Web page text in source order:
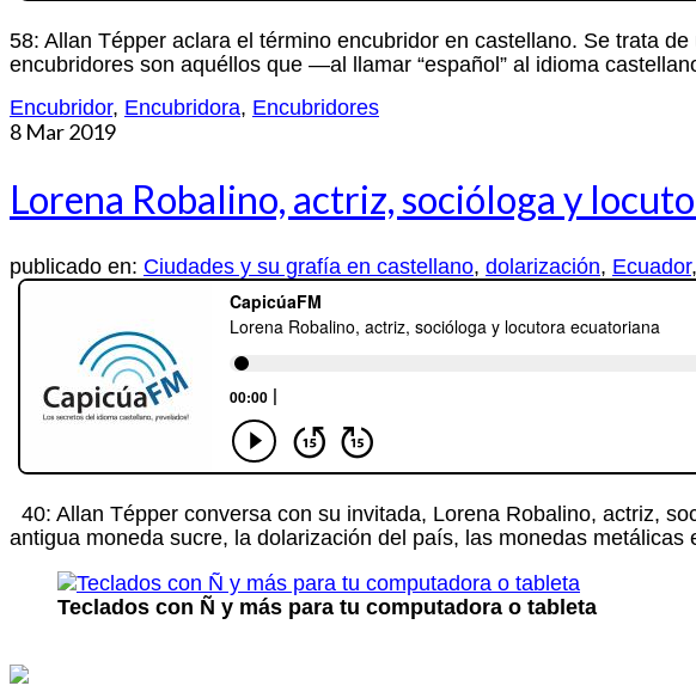
58: Allan Tépper aclara el término encubridor en castellano. Se trata
encubridores son aquéllos que —al llamar “español” al idioma
Encubridor, Encubridora, Encubridores
8 Mar 2019
Lorena Robalino, actriz, socióloga y
publicado en: Ciudades y su grafía en castellano, dolarización, Ecuador,
40: Allan Tépper conversa con su invitada, Lorena Robalino, actriz,
antigua moneda sucre, la dolarización del país, las monedas
Teclados con Ñ y más para tu computadora o tableta